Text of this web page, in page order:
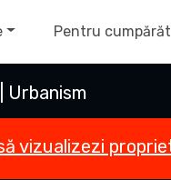
Pentru
Urbanism
vizualizezi